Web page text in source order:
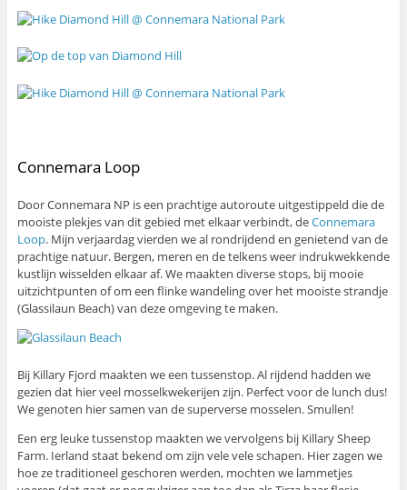
Connemara Loop
Door Connemara NP is een prachtige autoroute uitgestippeld die de
mooiste plekjes van dit gebied met elkaar verbindt, deConnemara
Loop. Mijn verjaardag vierden we al rondrijdend en genietend van de
prachtige natuur. Bergen, meren en de telkens weer indrukwekkende
kustlijn wisselden elkaar af. We maakten diverse stops, bij mooie
uitzichtpunten of om een flinke wandeling over het mooiste strandje
(Glassilaun Beach) van deze omgeving te maken.
Bij Killary Fjord maakten we een tussenstop. Al rijdend hadden we
gezien dat hier veel mosselkwekerijen zijn. Perfect voor de lunch dus!
We genoten hier samen van de superverse mosselen. Smullen!
Een erg leuke tussenstop maakten we vervolgens bij Killary Sheep
Farm. Ierland staat bekend om zijn vele vele schapen. Hier zagen we
hoe ze traditioneel geschoren werden, mochten we lammetjes